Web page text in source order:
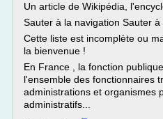
Un article de Wikipédia,
Sauter à la navigation Sauter
Cette liste est incomplète ou
la bienvenue !
En France , la fonction
l'ensemble des fonctionnaires
administrations et organismes
administratifs...